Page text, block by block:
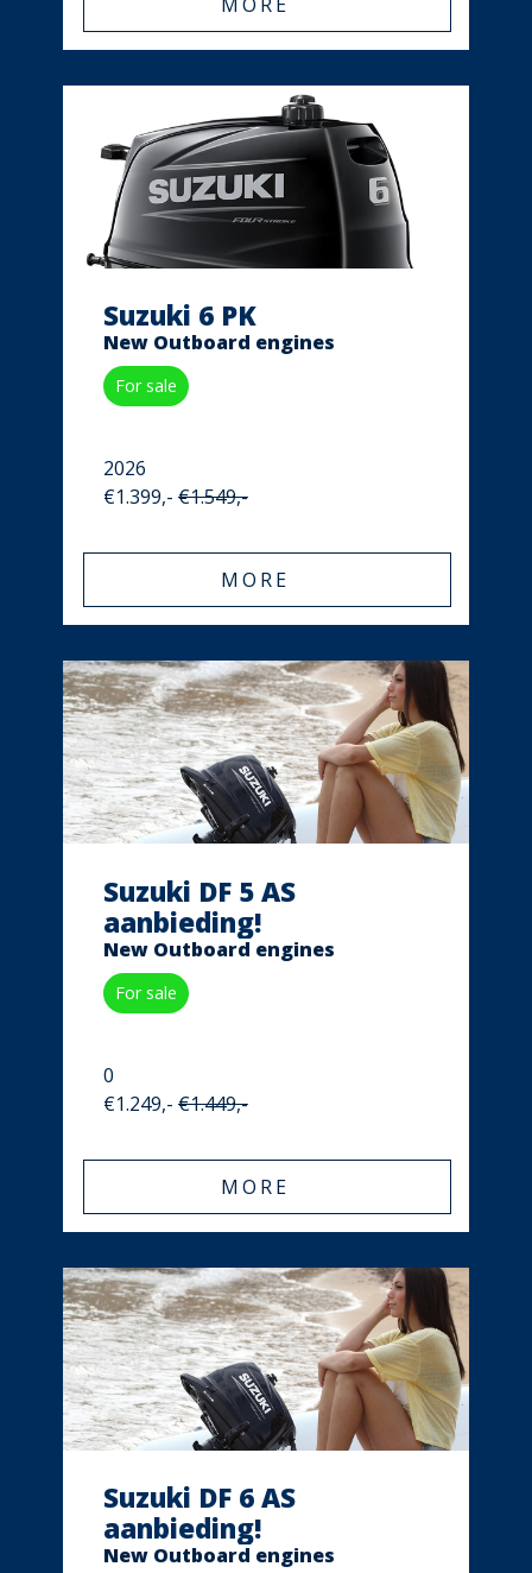
Suzuki 6 PK
New Outboard engines
For sale
2026
€1.399,- €1.549,-
MORE
Suzuki DF 5 AS
aanbieding!
New Outboard engines
For sale
0
€1.249,- €1.449,-
MORE
Suzuki DF 6 AS
aanbieding!
New Outboard engines